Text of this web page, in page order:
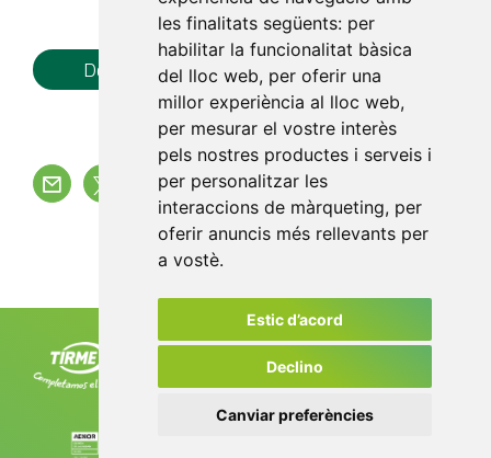
les finalitats següents: per
habilitar la funcionalitat bàsica
del lloc web, per oferir una
millor experiència al lloc web,
per mesurar el vostre interès
pels nostres productes i serveis i
per personalitzar les
interaccions de màrqueting, per
oferir anuncis més rellevants per
a vostè.
Estic d’acord
Declino
Canviar preferències
Document Pdf
Torna
Tirme, SA, ctra. de Sóller, km 8,2
07120 Palma. Tel. +34 971 435 050
info@tirme.com